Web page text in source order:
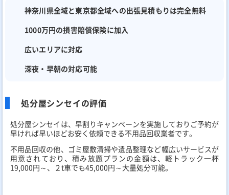
神奈川県全域と東京都全域への出張見積もりは完全無料
1000万円の損害賠償保険に加入
広いエリアに対応
深夜・早朝の対応可能
処分屋シンセイの評価
処分屋シンセイは、早割りキャンペーンを実施しておりご予約が
早ければ早いほどお安く依頼できる不用品回収業者です。
不用品回収の他、ゴミ屋敷清掃や遺品整理など幅広いサービスが
用意されており、積み放題プランの金額は、軽トラック一杯
19,000円～、２t車でも45,000円～大量処分可能。